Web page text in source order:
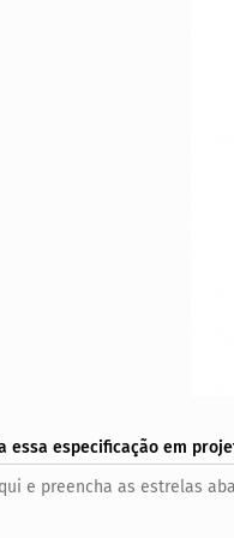
essa especificação em